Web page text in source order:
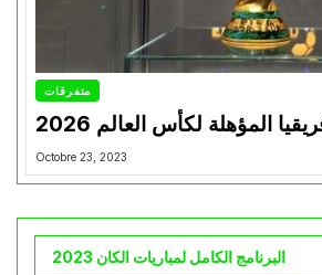
متفرقات
المؤهلة لكأس العالم 2026
Octobre 23, 2023
البرنامج الكامل لمباريات الكان 2023